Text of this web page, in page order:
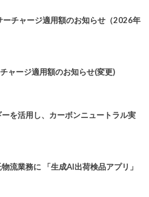
チャージ適用額のお知らせ（2026年
ージ適用額のお知らせ(変更)
を活用し、カーボンニュートラル実
流業務に 「生成AI出荷検品アプリ」